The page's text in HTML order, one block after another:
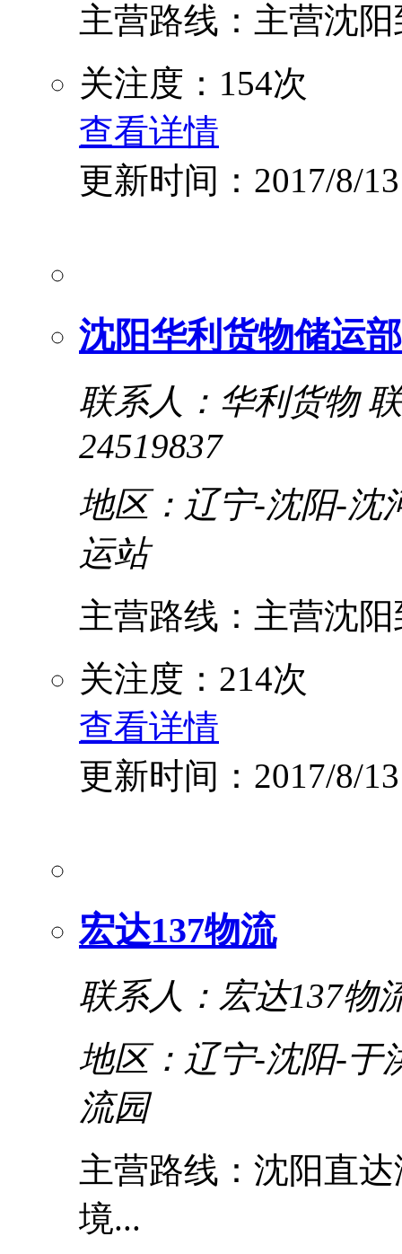
主营路线：主营沈
关注度：154次
查看详情
更新时间：2017/8/13
沈阳华利货物储运
联系人：华利货物
24519837
地区：辽宁-沈阳-沈
运站
主营路线：主营沈
关注度：214次
查看详情
更新时间：2017/8/13
宏达137物流
联系人：宏达137物
地区：辽宁-沈阳-于
流园
主营路线：沈阳直
境...